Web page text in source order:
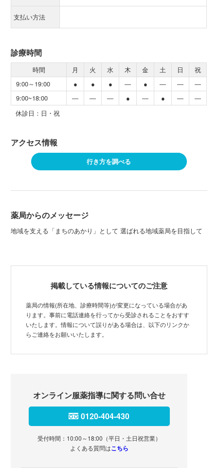
支払い方法
診療時間
時間 月 火 水 木 金 土 日
祝
9:00～19:00
● ● ● ― ● ― ―
―
9:00~18:00
― ― ― ● ― ● ―
―
休診日：日・祝
アクセス情報
行き方を調べる
薬局からのメッセージ
地域を支える「まちのあかり」として 選ばれる地域薬局を目指して
掲載している情報についてのご注意
薬局の情報(所在地、診療時間等)が変更になっている場合があ
ります。事前に電話連絡を行ってから受診されることをおすす
いたします。情報について誤りがある場合は、以下のリンクか
らご連絡をお願いいたします。
オンライン服薬指導に関する問い合せ
0120-404-430
受付時間：10:00～18:00（平日・土日祝営業）
よくある質問はこちら